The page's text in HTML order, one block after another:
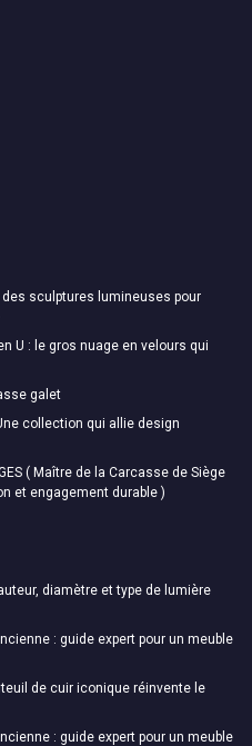
des sculptures lumineuses pour
U : le gros nuage en velours qui
galet
collection qui allie design
( Maître de la Carcasse de Siège
et engagement durable )
diamètre et type de lumière
: guide expert pour un meuble
de cuir iconique réinvente le
: guide expert pour un meuble